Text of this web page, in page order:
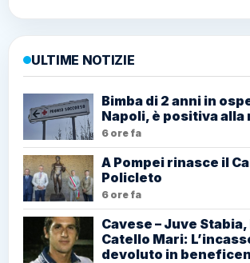
ULTIME NOTIZIE
Bimba di 2 anni in
Napoli, è positiva alla
6 ore fa
A Pompei rinasce il
Policleto
6 ore fa
Cavese – Juve
Catello Mari:
devoluto in